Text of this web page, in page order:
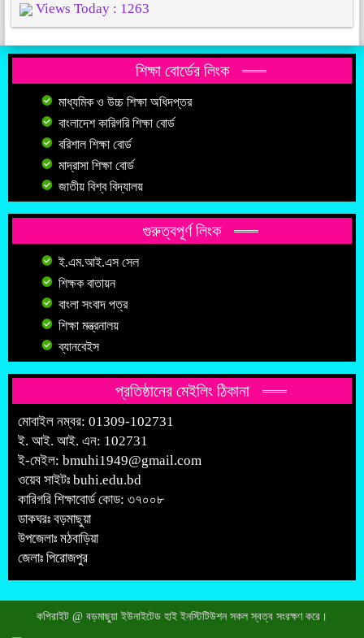
Views Today : 1263
শিক্ষা বোর্ডের লিংক
মাধ্যমিক ও উচ্চ শিক্ষা অধিদপ্তর
বাংলাদেশ কারিগরি শিক্ষা বোর্ড
বরিশাল শিক্ষা বোর্ড
মাদ্রাসা শিক্ষা বোর্ড
জাতীয় বিশ্ব বিদ্যালয়
গুরুত্বপূর্ণ লিংক
ই.এম.আই.এস সেল
শিক্ষক বাতায়ন
বাংলা সংবাদ পত্র
শিক্ষা মন্ত্রনালয়
ব্যানবেইস
প্রতিষ্ঠানের মেইলিং ঠিকানা
মোবাইল নম্বর: 01309-102731
ই. আই. আই. এন: 102731
ই-মেইল: bmuhi1949@gmail.com
ওয়েব সাইটঃ buhi.edu.bd
কারিগরি শিক্ষাবোর্ড কোড: ৩৭০০৮
ডাকঘরঃ বড়মাছুয়া
উপজেলাঃ মঠবাড়িয়া
জেলাঃ পিরোজপুর
কপিরাইট @ বড়মাছুয়া ইউনাইটেড হাই ইনস্টিটিউশন সকল স্বত্ব সংরক্ষণ করে।